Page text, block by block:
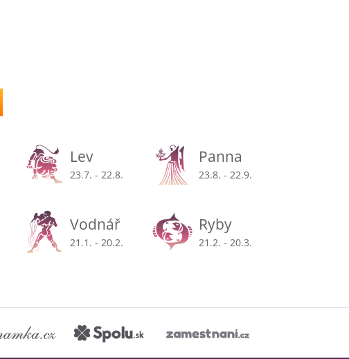
Lev
23.7. - 22.8.
Panna
23.8. - 22.9.
Vodnář
21.1. - 20.2.
Ryby
21.2. - 20.3.